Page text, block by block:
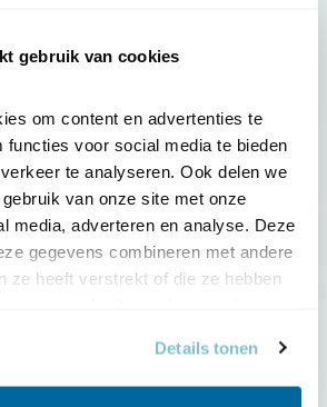
gebruik van cookies
om content en advertenties te
functies voor social media te bieden
te analyseren. Ook delen we
van onze site met onze
media, adverteren en analyse. Deze
gegevens combineren met andere
ze heeft verstrekt of die ze hebben
Details tonen